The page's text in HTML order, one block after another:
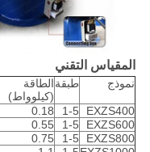
المقياس التقني
نموذج طبقةالطاقة
(كيلوواط)
EXZS400
1-5
0.18
EXZS600
1-5
0.55
EXZS800
1-5
0.75